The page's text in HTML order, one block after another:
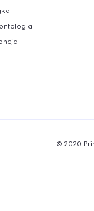
© 2020